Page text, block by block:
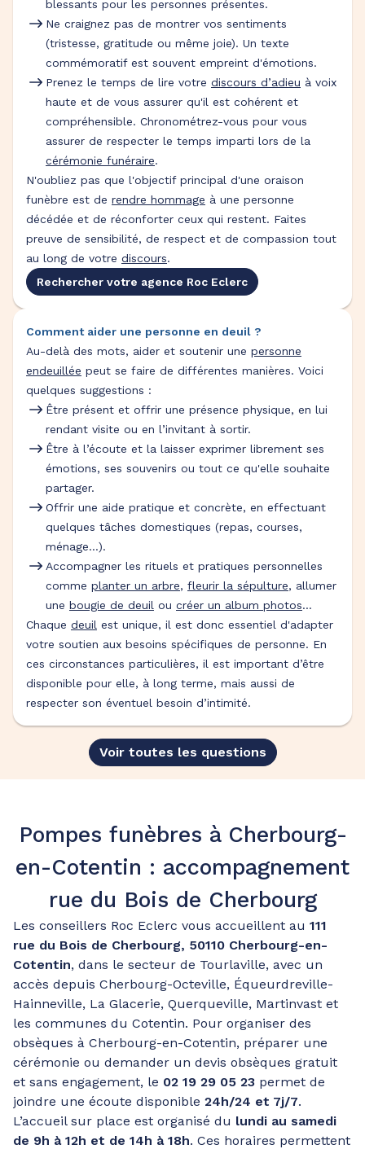
blessants pour les personnes présentes.
Ne craignez pas de montrer vos sentiments
(tristesse, gratitude ou même joie). Un texte
commémoratif est souvent empreint d'émotions.
Prenez le temps de lire votre discours d’adieu à voix
haute et de vous assurer qu'il est cohérent et
compréhensible. Chronométrez-vous pour vous
assurer de respecter le temps imparti lors de la
cérémonie funéraire.
N'oubliez pas que l'objectif principal d'une oraison
funèbre est de rendre hommage à une personne
décédée et de réconforter ceux qui restent. Faites
preuve de sensibilité, de respect et de compassion tout
au long de votre discours.
Rechercher votre agence Roc Eclerc
Comment aider une personne en deuil ?
Au-delà des mots, aider et soutenir une personne
endeuillée peut se faire de différentes manières. Voici
quelques suggestions :
Être présent et offrir une présence physique, en lui
rendant visite ou en l’invitant à sortir.
Être à l’écoute et la laisser exprimer librement ses
émotions, ses souvenirs ou tout ce qu'elle souhaite
partager.
Offrir une aide pratique et concrète, en effectuant
quelques tâches domestiques (repas, courses,
ménage…).
Accompagner les rituels et pratiques personnelles
comme planter un arbre, fleurir la sépulture, allumer
une bougie de deuil ou créer un album photos…
Chaque deuil est unique, il est donc essentiel d'adapter
votre soutien aux besoins spécifiques de personne. En
ces circonstances particulières, il est important d’être
disponible pour elle, à long terme, mais aussi de
respecter son éventuel besoin d’intimité.
Voir toutes les questions
Pompes funèbres à Cherbourg-
en-Cotentin : accompagnement
rue du Bois de Cherbourg
Les conseillers Roc Eclerc vous accueillent au 111
rue du Bois de Cherbourg, 50110 Cherbourg-en-
Cotentin, dans le secteur de Tourlaville, avec un
accès depuis Cherbourg-Octeville, Équeurdreville-
Hainneville, La Glacerie, Querqueville, Martinvast et
les communes du Cotentin. Pour organiser des
obsèques à Cherbourg-en-Cotentin, préparer une
cérémonie ou demander un devis obsèques gratuit
et sans engagement, le 02 19 29 05 23 permet de
joindre une écoute disponible 24h/24 et 7j/7.
L’accueil sur place est organisé du lundi au samedi
de 9h à 12h et de 14h à 18h. Ces horaires permettent